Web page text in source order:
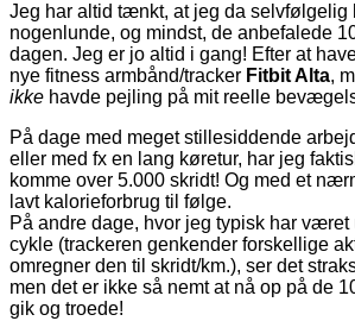
Jeg har altid tænkt, at jeg da
nogenlunde, og mindst, de anbefalede
dagen. Jeg er jo altid i gang! Efter at
nye fitness armbånd/tracker Fitbit Alta,
ikke havde pejling på mit reelle
På dage med meget stillesiddende
eller med fx en lang køretur, har jeg
komme over 5.000 skridt! Og med et
lavt kalorieforbrug til følge.
På andre dage, hvor jeg typisk har
cykle (trackeren genkender forskellige
omregner den til skridt/km.), ser det
men det er ikke så nemt at nå op på de
gik og troede!